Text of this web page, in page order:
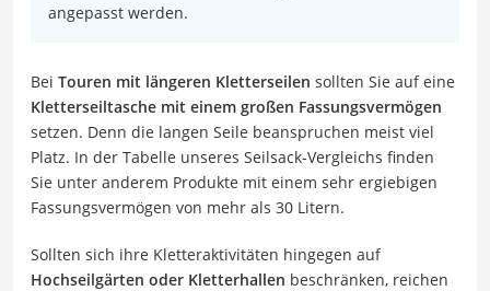
angepasst werden.
Bei Touren mit längeren Kletterseilen sollten Sie auf eine
Kletterseiltasche mit einem großen Fassungsvermögen
setzen. Denn die langen Seile beanspruchen meist viel
Platz. In der Tabelle unseres Seilsack-Vergleichs finden
Sie unter anderem Produkte mit einem sehr ergiebigen
Fassungsvermögen von mehr als 30 Litern.
Sollten sich ihre Kletteraktivitäten hingegen auf
Hochseilgärten oder Kletterhallen beschränken, reichen